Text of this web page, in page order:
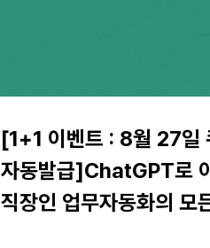
[1+1 이벤트 : 8월 27일
자동발급]ChatGPT로
직장인 업무자동화의 모